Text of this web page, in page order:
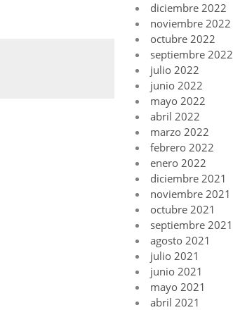
diciembre 2022
noviembre 2022
octubre 2022
septiembre 2022
julio 2022
junio 2022
mayo 2022
abril 2022
marzo 2022
febrero 2022
enero 2022
diciembre 2021
noviembre 2021
octubre 2021
septiembre 2021
agosto 2021
julio 2021
junio 2021
mayo 2021
abril 2021